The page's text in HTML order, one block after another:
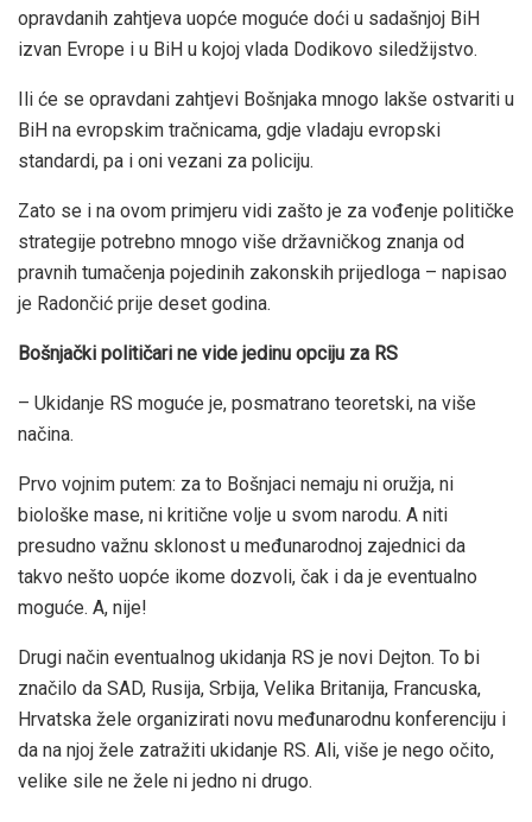
opravdanih zahtjeva uopće moguće doći u sadašnjoj BiH
izvan Evrope i u BiH u kojoj vlada Dodikovo siledžijstvo.
Ili će se opravdani zahtjevi Bošnjaka mnogo lakše ostvariti u
BiH na evropskim tračnicama, gdje vladaju evropski
standardi, pa i oni vezani za policiju.
Zato se i na ovom primjeru vidi zašto je za vođenje političke
strategije potrebno mnogo više državničkog znanja od
pravnih tumačenja pojedinih zakonskih prijedloga – napisao
je Radončić prije deset godina.
Bošnjački političari ne vide jedinu opciju za RS
– Ukidanje RS moguće je, posmatrano teoretski, na više
načina.
Prvo vojnim putem: za to Bošnjaci nemaju ni oružja, ni
biološke mase, ni kritične volje u svom narodu. A niti
presudno važnu sklonost u međunarodnoj zajednici da
takvo nešto uopće ikome dozvoli, čak i da je eventualno
moguće. A, nije!
Drugi način eventualnog ukidanja RS je novi Dejton. To bi
značilo da SAD, Rusija, Srbija, Velika Britanija, Francuska,
Hrvatska žele organizirati novu međunarodnu konferenciju i
da na njoj žele zatražiti ukidanje RS. Ali, više je nego očito,
velike sile ne žele ni jedno ni drugo.